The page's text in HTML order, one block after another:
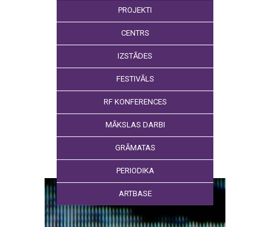
PROJEKTI
CENTRS
IZSTĀDES
FESTIVĀLS
RF KONFERENCES
MĀKSLAS DARBI
GRĀMATAS
PERIODIKA
ARTBASE